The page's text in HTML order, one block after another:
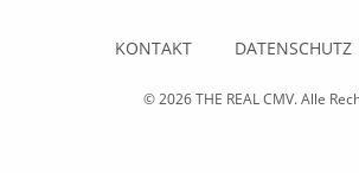
KONTAKT DATENSCHUTZ
© 2026THE REAL CMV. Alle